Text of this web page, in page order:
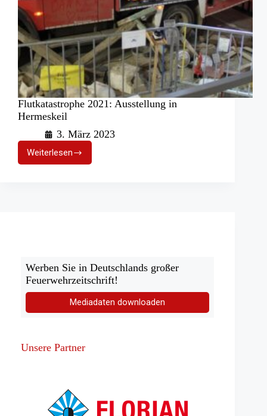
Flutkatastrophe 2021: Ausstellung in
Hermeskeil
3. März 2023
WeiterlesenFlutkatastrophe
2021:
Werben Sie in Deutschlands großer
Feuerwehrzeitschrift!
Mediadaten downloaden
Unsere Partner